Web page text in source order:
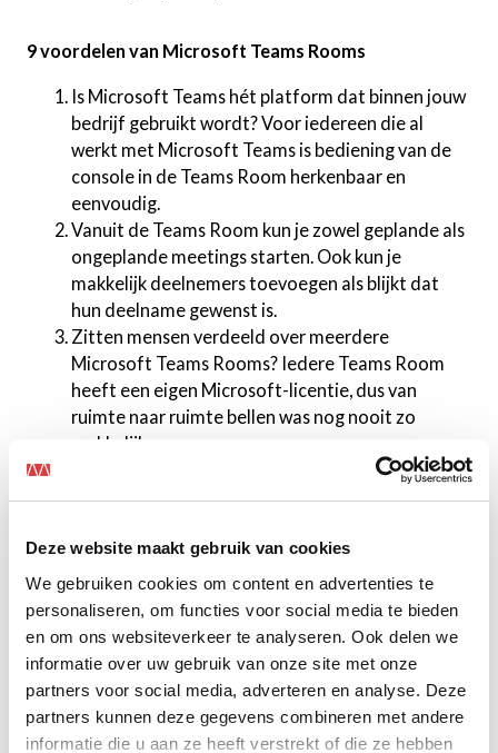
Deze website maakt gebruik van cookies
We gebruiken cookies om content en advertenties te
personaliseren, om functies voor social media te bieden
en om ons websiteverkeer te analyseren. Ook delen we
informatie over uw gebruik van onze site met onze
partners voor social media, adverteren en analyse. Deze
partners kunnen deze gegevens combineren met andere
informatie die u aan ze heeft verstrekt of die ze hebben
9 voordelen van Microsoft Teams Rooms
Is Microsoft Teams hét platform dat binnen jouw
bedrijf gebruikt wordt? Voor iedereen die al
werkt met Microsoft Teams is bediening van de
console in de Teams Room herkenbaar en
eenvoudig.
Vanuit de Teams Room kun je zowel geplande als
ongeplande meetings starten. Ook kun je
makkelijk deelnemers toevoegen als blijkt dat
hun deelname gewenst is.
Zitten mensen verdeeld over meerdere
Microsoft Teams Rooms? Iedere Teams Room
heeft een eigen Microsoft-licentie, dus van
ruimte naar ruimte bellen was nog nooit zo
makkelijk.
Camera, luidspreker en microfoon zijn optimaal
afgestemd op de ruimte zodat iedereen goed
met beeld en geluid dat telkens opnieuw moet
worden ingesteld.
De overlegruimte is niet alleen geschikt voor
videovergaderen, maar ook andere Office 365
apps kun je er gebruiken en delen. Denk aan
notities, whiteboards en presentaties.
Het gebruik van een Microsoft Teams Room is
veilig: er is veel aandacht voor beveiliging van de